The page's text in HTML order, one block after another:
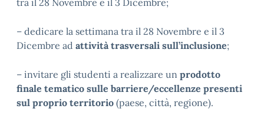
tra il 28 Novembre e il 3 Dicembre;
– dedicare la settimana tra il 28 Novembre e il 3
Dicembre ad attività trasversali sull’inclusione;
– invitare gli studenti a realizzare un prodotto
finale tematico sulle barriere/eccellenze presenti
sul proprio territorio (paese, città, regione).